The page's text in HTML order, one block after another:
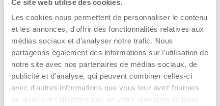
Ce site web utilise des cookies.
Les cookies nous permettent de personnaliser le contenu
et les annonces, d'offrir des fonctionnalités relatives aux
médias sociaux et d'analyser notre trafic. Nous
partageons également des informations sur l'utilisation de
notre site avec nos partenaires de médias sociaux, de
publicité et d'analyse, qui peuvent combiner celles-ci
avec d'autres informations que vous leur avez fournies
ou qu'ils ont collectées lors de votre utilisation de leurs
cause des problèmes. On a dû modifier les heures
d’ouverture. Le restaurant était ouvert sept jours sur
sept avant. Actuellement, nous servons des soupers
uniquement les jeudis, vendredis et samedis. Nous
allons avoir trois étudiants du projet qui viendront
travailler les jeudis et vendredis avec nous. C’est une
belle aide», a-t-il ajouté.
Me Cassy Bernier, présidente de la Chambre de